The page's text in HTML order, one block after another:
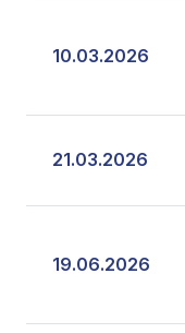
10.03.2026
21.03.2026
19.06.2026